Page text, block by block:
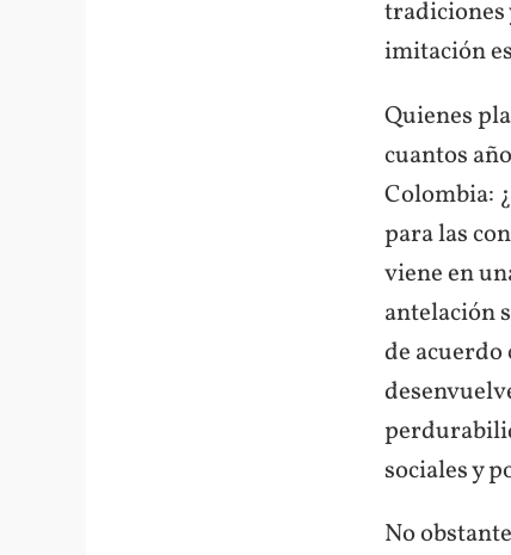
tradiciones
imitación
Quienes
cuantos
Colombia:
para las
viene en
antelación
de acuerdo
sociales y
No